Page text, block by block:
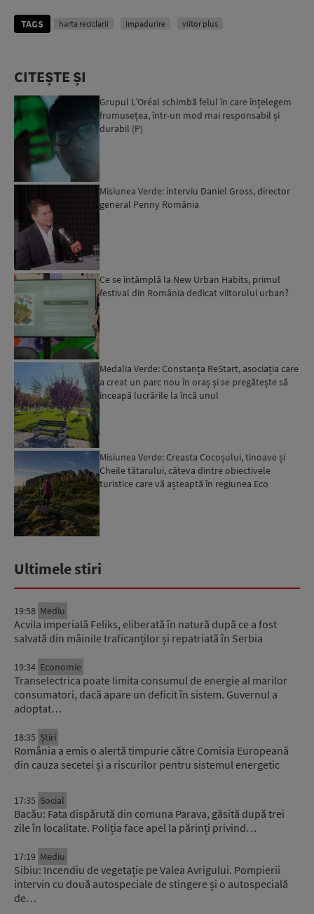
TAGS harta reciclarii impadurire viitor plus
CITEȘTE ȘI
Grupul L’Oréal schimbă felul în care înțelegem
frumusețea, într-un mod mai responsabil și
durabil (P)
Misiunea Verde: interviu Daniel Gross, director
general Penny România
Ce se întâmplă la New Urban Habits, primul
festival din România dedicat viitorului urban?
Medalia Verde: Constanța ReStart, asociația care
a creat un parc nou în oraș și se pregătește să
înceapă lucrările la încă unul
Misiunea Verde: Creasta Cocoșului, tinoave și
Cheile tătarului, câteva dintre obiectivele
turistice care vă așteaptă în regiunea Eco
Ultimele stiri
19:58 Mediu
Acvila imperială Feliks, eliberată în natură după ce a fost
salvată din mâinile traficanților și repatriată în Serbia
19:34 Economie
Transelectrica poate limita consumul de energie al marilor
consumatori, dacă apare un deficit în sistem. Guvernul a
adoptat…
18:35 Știri
România a emis o alertă timpurie către Comisia Europeană
din cauza secetei și a riscurilor pentru sistemul energetic
17:35 Social
Bacău: Fata dispărută din comuna Parava, găsită după trei
zile în localitate. Poliția face apel la părinți privind…
17:19 Mediu
Sibiu: Incendiu de vegetație pe Valea Avrigului. Pompierii
intervin cu două autospeciale de stingere și o autospecială
de…